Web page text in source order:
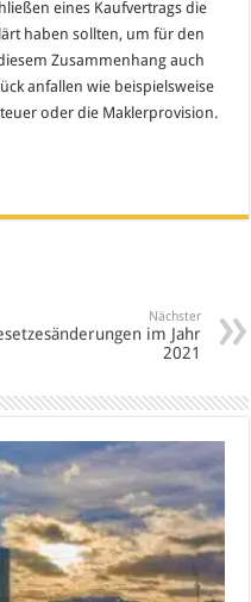
eines Kaufvertrags die
haben sollten, um für den
Zusammenhang auch
anfallen wie beispielsweise
oder die Maklerprovision.
Nächster
im Jahr
2021